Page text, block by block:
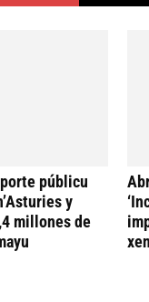
públicu
y
millones de